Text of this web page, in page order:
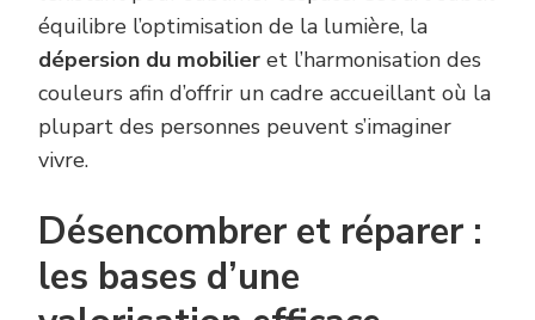
équilibre l’optimisation de la lumière, la
dépersion du mobilier et l’harmonisation des
couleurs afin d’offrir un cadre accueillant où la
plupart des personnes peuvent s’imaginer
vivre.
Désencombrer et réparer :
les bases d’une